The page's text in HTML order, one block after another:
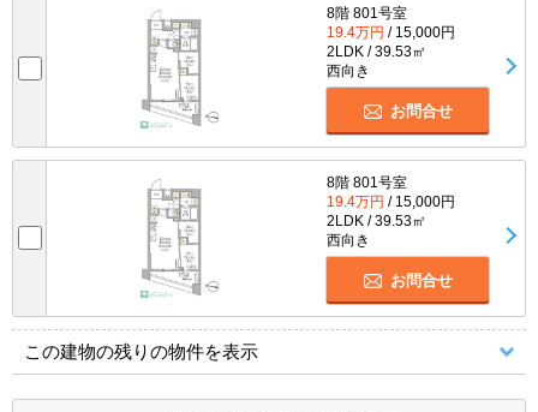
8階 801号室
19.4万円 / 15,000円
2LDK / 39.53㎡
西向き
お問合せ
8階 801号室
19.4万円 / 15,000円
2LDK / 39.53㎡
西向き
お問合せ
この建物の残りの物件を表示